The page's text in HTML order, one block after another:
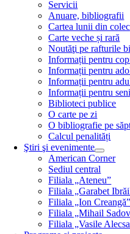
Servicii
Anuare, bibliografii
Cartea lunii din
Carte veche și rară
Noutăţi pe rafturile
Informații pentru
Informații pentru
Informații pentru
Informații pentru
Biblioteci publice
O carte pe zi
O bibliografie pe
Calcul penalități
Ştiri şi evenimente
American Corner
Sediul central
Filiala „Ateneu”
Filiala „Garabet
Filiala „Ion Creangă”
Filiala „Mihail
Filiala „Vasile